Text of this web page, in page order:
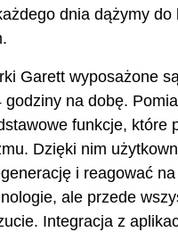
dnia dążymy
Garett wyposażone
godziny na dobę.
funkcje, które
Dzięki nim
i reagować na
ale przede
Integracja z